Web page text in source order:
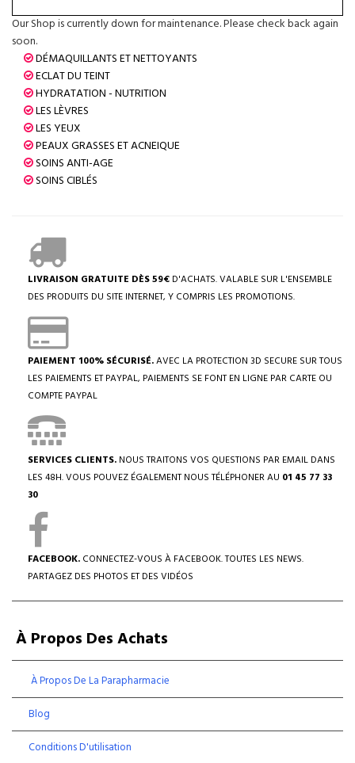
Our Shop is currently down for maintenance. Please check back again
soon.
DÉMAQUILLANTS ET NETTOYANTS
ECLAT DU TEINT
HYDRATATION - NUTRITION
LES LÈVRES
LES YEUX
PEAUX GRASSES ET ACNEIQUE
SOINS ANTI-AGE
SOINS CIBLÉS
LIVRAISON GRATUITE DÈS 59€ D'ACHATS. VALABLE SUR L'ENSEMBLE
DES PRODUITS DU SITE INTERNET, Y COMPRIS LES PROMOTIONS.
PAIEMENT 100% SÉCURISÉ.AVEC LA PROTECTION 3D SECURE SUR TOUS
LES PAIEMENTS ET PAYPAL, PAIEMENTS SE FONT EN LIGNE PAR CARTE OU
COMPTE PAYPAL
SERVICES CLIENTS. NOUS TRAITONS VOS QUESTIONS PAR EMAIL DANS
LES 48H. VOUS POUVEZ ÉGALEMENT NOUS TÉLÉPHONER AU 01 45 77 33
30
FACEBOOK. CONNECTEZ-VOUS À FACEBOOK. TOUTES LES NEWS.
PARTAGEZ DES PHOTOS ET DES VIDÉOS
À Propos Des Achats
À Propos De La Parapharmacie
Blog
Conditions D'utilisation